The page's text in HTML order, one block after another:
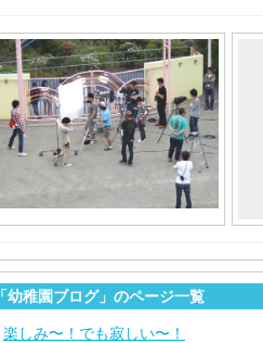
「幼稚園ブログ」のページ一覧
楽しみ〜！でも寂しい〜！